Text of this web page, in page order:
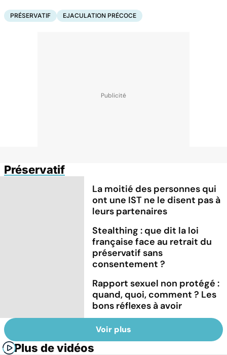
PRÉSERVATIF EJACULATION PRÉCOCE
Préservatif
La moitié des personnes qui
ont une IST ne le disent pas à
leurs partenaires
Stealthing : que dit la loi
française face au retrait du
préservatif sans
consentement ?
Rapport sexuel non protégé :
quand, quoi, comment ? Les
bons réflexes à avoir
Voir plus
Plus de vidéos